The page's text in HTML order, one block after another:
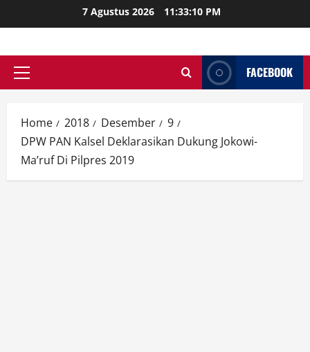
to
7 Agustus 2026 11:33:11 PM
Primary
FACEBOOK
Home 2018 Desember
9
DPW PAN Kalsel Deklarasikan Dukung Jokowi-
Ma’ruf Di Pilpres 2019